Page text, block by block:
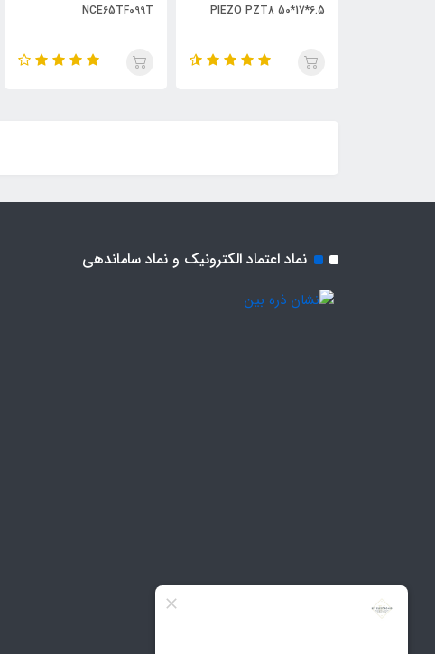
PIEZO PZT8 50*17*6.5
NCE65TF099T
نماد اعتماد الکترونیک و نماد ساماندهی